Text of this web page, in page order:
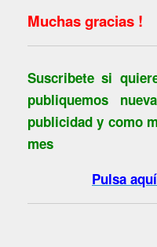
Muchas gracias !
Suscribete si
publiquemos
publicidad y como
mes
Pulsa